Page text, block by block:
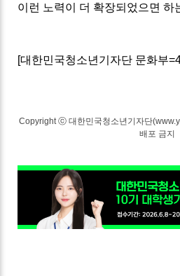
이런 노력이 더 확장되었으면 하
[대한민국청소년기자단 문화부
Copyright ⓒ 대한민국청소년기자단
배포 금지